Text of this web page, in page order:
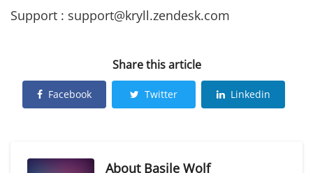
Support : support@kryll.zendesk.com
Share this article
Facebook Twitter Linkedin
About Basile Wolf